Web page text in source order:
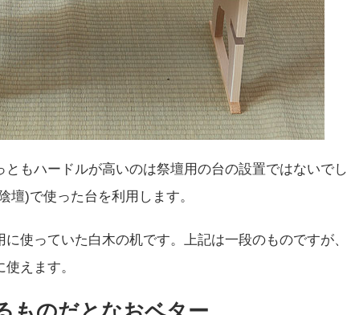
もハードルが高いのは祭壇用の台の設置ではないでし
壇)で使った台を利用します。
使っていた白木の机です。上記は一段のものですが、
えます。